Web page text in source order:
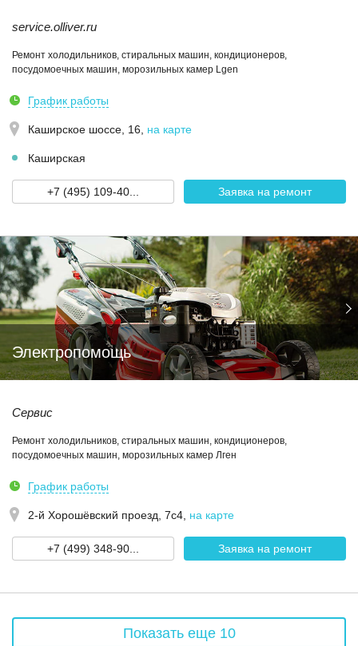
service.olliver.ru
Ремонт холодильников, стиральных машин, кондиционеров,
посудомоечных машин, морозильных камер Lgen
График работы
Каширское шоссе, 16 на карте
Каширская
+7 (495) 109-40... Заявка на ремонт
Электропомощь
Сервис
Ремонт холодильников, стиральных машин, кондиционеров,
посудомоечных машин, морозильных камер Лген
График работы
2-й Хорошёвский проезд, 7с4 на карте
+7 (499) 348-90... Заявка на ремонт
Показать еще 10